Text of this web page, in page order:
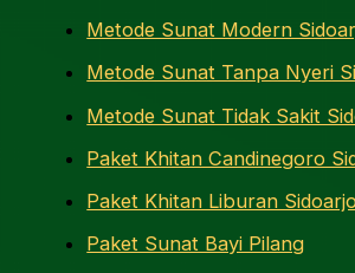
Metode Sunat Modern
Metode Sunat Tanpa Nyeri
Metode Sunat Tidak Sakit
Paket Khitan Candinegoro
Paket Khitan Liburan
Paket Sunat Bayi Pilang